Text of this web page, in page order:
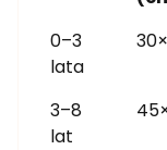
0–3
lata
3–8
lat